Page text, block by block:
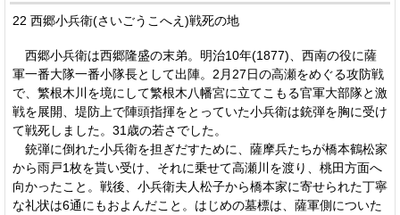
22 西郷小兵衛(さいごうこへえ)戦死の地
西郷小兵衛は西郷隆盛の末弟。明治10年(1877)、西南の役に薩
軍一番大隊一番小隊長として出陣。2月27日の高瀬をめぐる攻防戦
で、繁根木川を境にして繁根木八幡宮に立てこもる官軍大部隊と激
戦を展開、堤防上で陣頭指揮をとっていた小兵衛は銃弾を胸に受け
て戦死しました。31歳の若さでした。
銃弾に倒れた小兵衛を担ぎだすために、薩摩兵たちが橋本鶴松家
から雨戸1枚を貰い受け、それに乗せて高瀬川を渡り、桃田方面へ
向かったこと。戦後、小兵衛夫人松子から橋本家に寄せられた丁寧
な礼状は6通にもおよんだこと。はじめの墓標は、薩軍側についた